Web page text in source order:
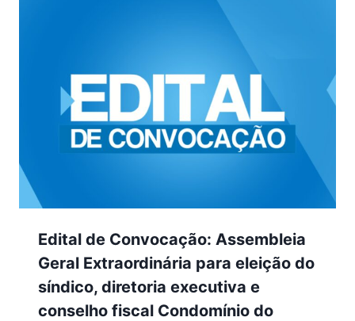
Edital de Convocação: Assembleia
Geral Extraordinária para eleição do
síndico, diretoria executiva e
conselho fiscal Condomínio do